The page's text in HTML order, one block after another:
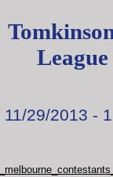
11/29/2013 -